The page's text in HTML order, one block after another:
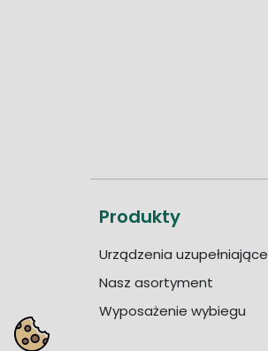
Produkty
Urządzenia uzupełniające
Nasz asortyment
Wyposażenie wybiegu